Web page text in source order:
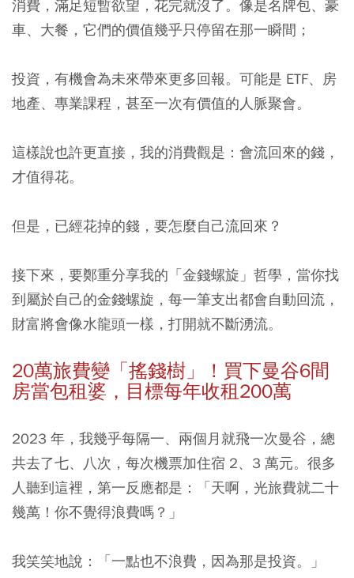
消費，滿足短暫欲望，花完就沒了。像是名牌包、豪
車、大餐，它們的價值幾乎只停留在那一瞬間；
投資，有機會為未來帶來更多回報。可能是 ETF、房
地產、專業課程，甚至一次有價值的人脈聚會。
這樣說也許更直接，我的消費觀是： 會流回來的錢，
才值得花。
但是，已經花掉的錢，要怎麼自己流回來？
接下來，要鄭重分享我的「金錢螺旋」哲學，當你找
到屬於自己的金錢螺旋，每一筆支出都會自動回流，
財富將會像水龍頭一樣，打開就不斷湧流。
20萬旅費變「搖錢樹」！買下曼谷6間
房當包租婆，目標每年收租200萬
2023 年，我幾乎每隔一、兩個月就飛一次曼谷，總
共去了七、八次，每次機票加住宿 2、3 萬元。很多
人聽到這裡，第一反應都是：「天啊，光旅費就二十
幾萬！你不覺得浪費嗎？」
我笑笑地說：「一點也不浪費，因為那是投資。」